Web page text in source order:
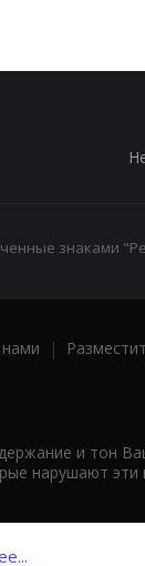
знаками
|
и тон
нарушают эти